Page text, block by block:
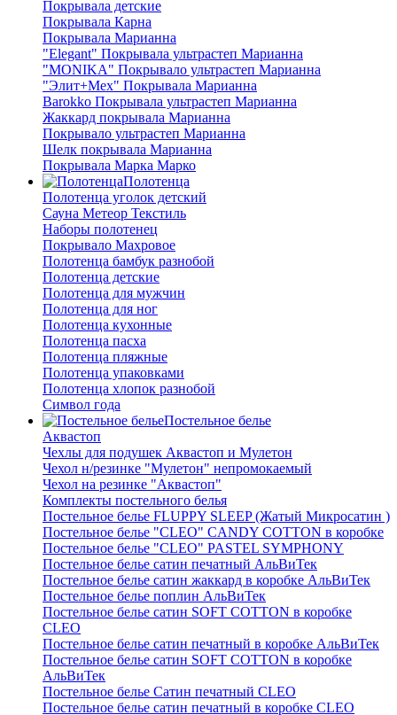
Покрывала детские
Покрывала Карна
Покрывала Марианна
"Elegant" Покрывала ультрастеп Марианна
"MONIKA" Покрывало ультрастеп Марианна
"Элит+Мех" Покрывала Марианна
Barokko Покрывала ультрастеп Марианна
Жаккард покрывала Марианна
Покрывало ультрастеп Марианна
Шелк покрывала Марианна
Покрывала Марка Марко
Полотенца
Полотенца уголок детский
Сауна Метеор Текстиль
Наборы полотенец
Покрывало Махровое
Полотенца бамбук разнобой
Полотенца детские
Полотенца для мужчин
Полотенца для ног
Полотенца кухонные
Полотенца пасха
Полотенца пляжные
Полотенца упаковками
Полотенца хлопок разнобой
Символ года
Постельное белье
Аквастоп
Чехлы для подушек Аквастоп и Мулетон
Чехол н/резинке "Мулетон" непромокаемый
Чехол на резинке "Аквастоп"
Комплекты постельного белья
Постельное белье FLUPPY SLEEP (Жатый Микросатин )
Постельное белье "CLEO" CANDY COTTON в коробке
Постельное белье "CLEO" PASTEL SYMPHONY
Постельное белье сатин печатный АльВиТек
Постельное белье сатин жаккард в коробке АльВиТек
Постельное белье поплин АльВиТек
Постельное белье сатин SOFT COTTON в коробке
CLEO
Постельное белье сатин печатный в коробке АльВиТек
Постельное белье сатин SOFT COTTON в коробке
АльВиТек
Постельное белье Сатин печатный CLEO
Постельное белье сатин печатный в коробке CLEO